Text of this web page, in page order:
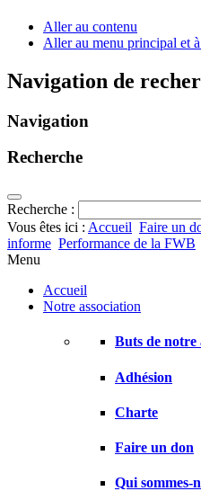
Aller au contenu
Aller au menu principal et
Navigation de
Navigation
Recherche
Recherche :
Vous êtes ici : Accueil Faire un
informe Performance de la FWB
Menu
Accueil
Notre association
Buts de notre
Adhésion
Charte
Faire un don
Qui sommes-